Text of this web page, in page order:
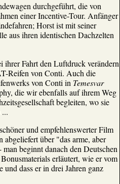
durchgeführt, die von
einer Incentive-Tour. Anfänger
Horst ist mit seiner
aus ihren identischen Dachzelten
ihrer Fahrt den Luftdruck verändern
Reifen von Conti. Auch die
von Conti in Temesvar
die wir ebenfalls auf ihrem Weg
begleiten, wo sie
und empfehlenswerter Film
über "das arme, aber
beginnt danach den Deutschen
erläutert, wie er vom
dass er in drei Jahren ganz